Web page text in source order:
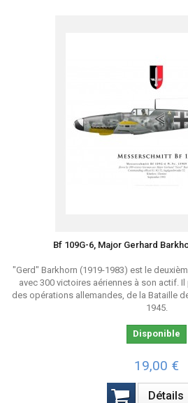
Bf 109G-6, Major Gerhard
"Gerd" Barkhorn (1919-1983) est le
avec 300 victoires aériennes à son actif.
des opérations allemandes, de la Bataille
1945.
Disponible
19,00 €
Détails